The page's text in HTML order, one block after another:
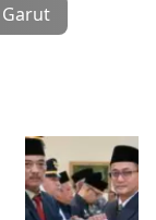
Garut